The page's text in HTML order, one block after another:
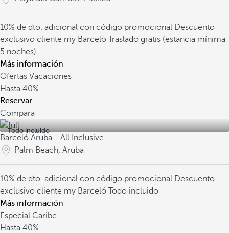
10% de dto. adicional con código promocional Descuento
exclusivo cliente my Barceló Traslado gratis (estancia mínima
5 noches)
Más información
Ofertas Vacaciones
Hasta 40%
Reservar
Compara
Todo incluido
Barceló Aruba - All Inclusive
Palm Beach, Aruba
10% de dto. adicional con código promocional Descuento
exclusivo cliente my Barceló Todo incluido
Más información
Especial Caribe
Hasta 40%